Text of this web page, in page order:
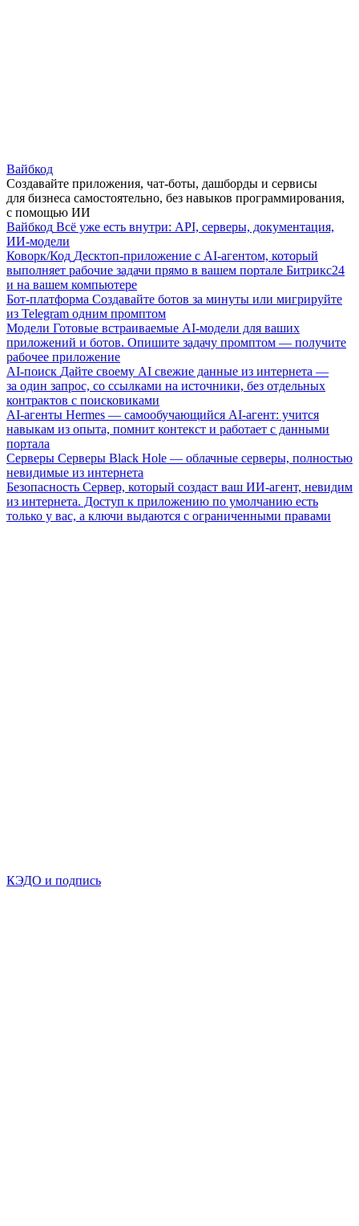
Вайбкод
Создавайте приложения, чат-боты, дашборды и сервисы
для бизнеса самостоятельно, без навыков программирования,
с помощью ИИ
Вайбкод Всё уже есть внутри: API, серверы, документация,
ИИ-модели
Коворк/Код Десктоп-приложение с AI-агентом, который
выполняет рабочие задачи прямо в вашем портале Битрикс24
и на вашем компьютере
Бот-платформа Создавайте ботов за минуты или мигрируйте
из Telegram одним промптом
Модели Готовые встраиваемые AI-модели для ваших
приложений и ботов. Опишите задачу промптом — получите
рабочее приложение
AI-поиск Дайте своему AI свежие данные из интернета —
за один запрос, со ссылками на источники, без отдельных
контрактов с поисковиками
AI-агенты Hermes — самообучающийся AI-агент: учится
навыкам из опыта, помнит контекст и работает с данными
портала
Серверы Серверы Black Hole — облачные серверы, полностью
невидимые из интернета
Безопасность Сервер, который создаст ваш ИИ-агент, невидим
из интернета. Доступ к приложению по умолчанию есть
только у вас, а ключи выдаются с ограниченными правами
КЭДО и подпись